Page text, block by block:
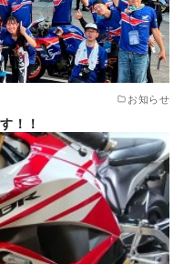
お知らせ
！！